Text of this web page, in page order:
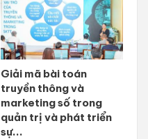
Giải mã bài toán
truyền thông và
marketing số trong
quản trị và phát triển
sự...